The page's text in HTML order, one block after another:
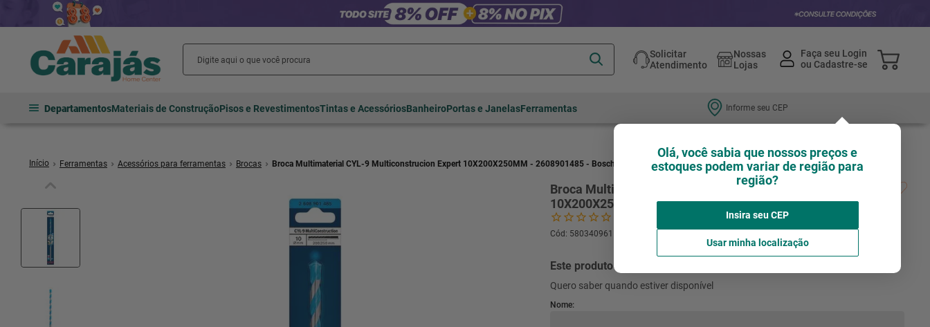
Solicitar
Atendimento
Nossas
Lojas
DepartamentosMateriais de ConstruçãoPisos e RevestimentosTintas e AcessóriosBanheiroPortas e JanelasFerramentas Informe seu CEP
Olá, você sabia que nossos preços e
estoques podem variar de região para
região?
Insira seu CEP
Usar minha localização
Ferramentas Acessórios para ferramentas Brocas Broca Multimaterial CYL-9 Multiconstrucion Expert 10X200X250MM - 2608901485 - Bosch
Broca Multimaterial CYL-9 Multiconstrucion Expert
10X200X250MM - 2608901485 - Bosch
Cód: 580340961 BOSCH
Este produto não está disponível no momento
Quero saber quando estiver disponível
2 º porcelanato
piso
revestimento
tinta
cadeira